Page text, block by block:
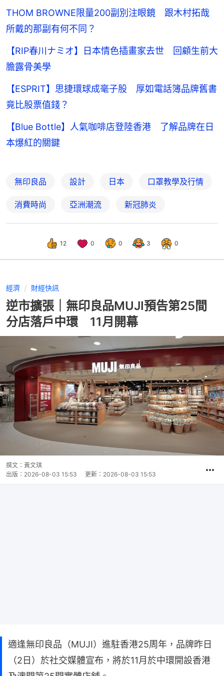
THOM BROWNE限量200副別注眼鏡 跟木村拓哉
所戴的那副有何不同？
【RIP春川ナミオ】日本情色插畫家去世 回顧生前大
膽露骨美學
【ESPRIT】思捷環球成毫子股 厚如電話簿品牌舊書
竟比股票值錢？
【Blue Bottle】人氣咖啡店登陸香港 了解品牌在日
本爆紅的關鍵
無印良品 設計 日本 口罩教學及行情
消費時尚 亞洲潮流 新冠肺炎
12 0 0 3 0
經濟 財經快訊
逆市擴張｜無印良品MUJI預告第25間
分店落戶中環 11月開幕
撰文： 黃文琪
出版： 2026-08-03 15:53 更新： 2026-08-03 15:53
適逢無印良品（MUJI）進駐香港25周年，品牌昨日
（2日）於社交媒體宣布，將於11月於中環開設香港